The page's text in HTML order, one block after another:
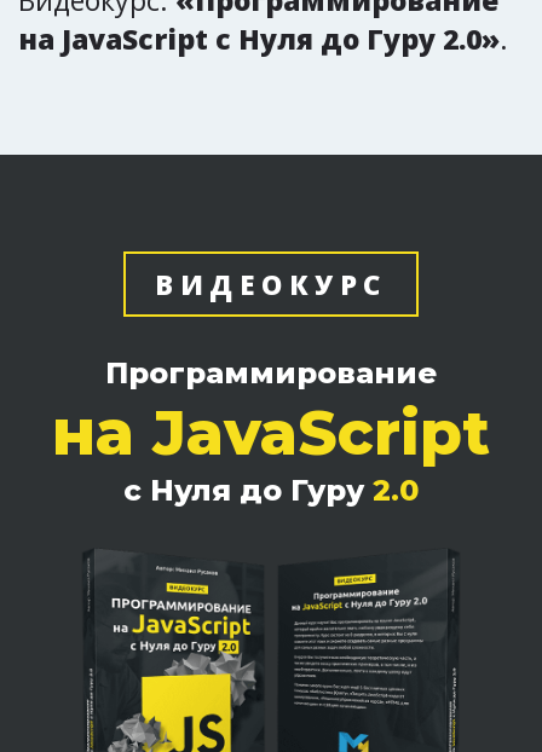
на JavaScript с Нуля до Гуру 2.0».
ВИДЕОКУРС
Программирование
на JavaScript
с Нуля до Гуру 2.0